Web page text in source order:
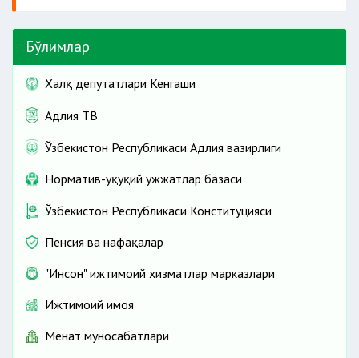
Бўлимлар
Халқ депутатлари Кенгаши
Адлия ТВ
Ўзбекистон Республикаси Адлия вазирлиги
Норматив-ҳуқуқий ҳужжатлар базаси
Ўзбекистон Республикаси Конституцияси
Пенсия ва нафақалар
"Инсон" ижтимоий хизматлар марказлари
Ижтимоий ҳимоя
Меҳнат муносабатлари